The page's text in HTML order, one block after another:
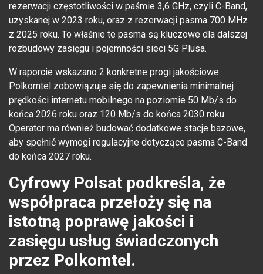
rezerwacji częstotliwości w paśmie 3,6 GHz, czyli C-Band,
uzyskanej w 2023 roku, oraz z rezerwacji pasma 700 MHz
z 2025 roku. To właśnie te pasma są kluczowe dla dalszej
rozbudowy zasięgu i pojemności sieci 5G Plusa.
W raporcie wskazano 2 konkretne progi jakościowe.
Polkomtel zobowiązuje się do zapewnienia minimalnej
prędkości internetu mobilnego na poziomie 50 Mb/s do
końca 2026 roku oraz 120 Mb/s do końca 2030 roku.
Operator ma również budować dodatkowe stacje bazowe,
aby spełnić wymogi regulacyjne dotyczące pasma C-Band
do końca 2027 roku.
Cyfrowy Polsat podkreśla, że
współpraca przełoży się na
istotną poprawę jakości i
zasięgu usług świadczonych
przez Polkomtel.